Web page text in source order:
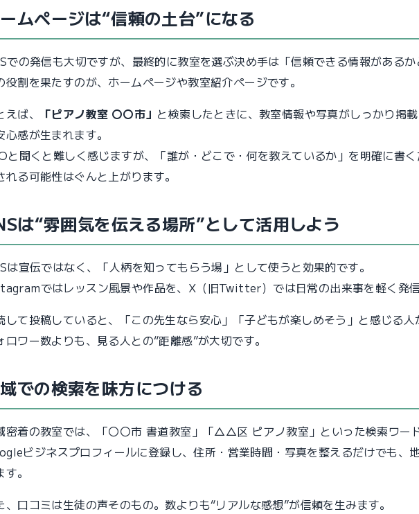
ムページは“信頼の土台”になる
での発信も大切ですが、最終的に教室を選ぶ決め手は「信頼できる情報があるか
役割を果たすのが、ホームページや教室紹介ページです。
ば、
「ピアノ教室 〇〇市」 と検索したときに、教室情報や写真がしっかり掲
心感が生まれます。
と聞くと難しく感じますが、「誰が・どこで・何を教えているか」を明確に書
れる可能性はぐんと上がります。
は“雰囲気を伝える場所”として活用しよう
は宣伝ではなく、「人柄を知ってもらう場」として使うと効果的です。
ではレッスン風景や作品を、X（旧Twitter）では日常の出来事を軽く発信
して投稿していると、「この先生なら安心」「子どもが楽しめそう」と感じる人
ロワー数よりも、見る人との“距離感”が大切です。
での検索を味方につける
密着の教室では、「〇〇市 書道教室」「△△区 ピアノ教室」といった検索ワー
ビジネスプロフィールに登録し、住所・営業時間・写真を整えるだけでも、
。
、口コミは生徒の声そのもの。数よりも“リアルな感想”が信頼を生みます。